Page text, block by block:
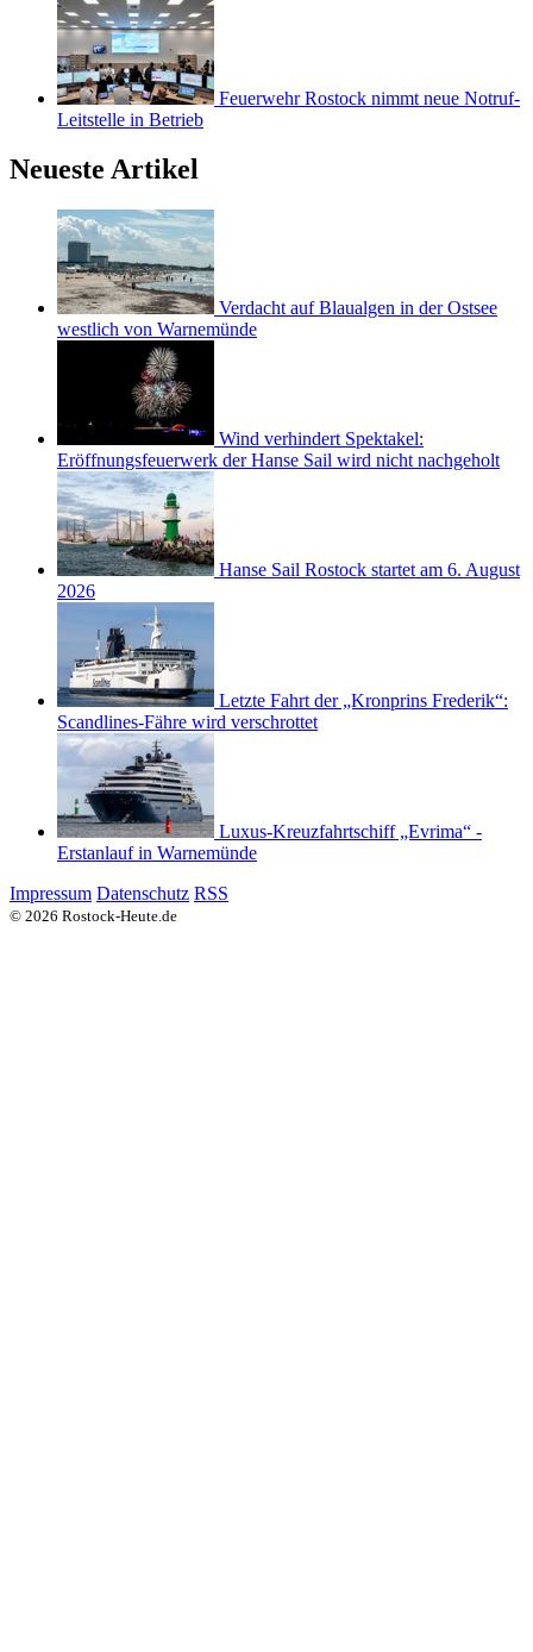
Feuerwehr Rostock nimmt neue Notruf-
Leitstelle in Betrieb
Neueste Artikel
Verdacht auf Blaualgen in der Ostsee
westlich von Warnemünde
Wind verhindert Spektakel:
Eröffnungsfeuerwerk der Hanse Sail wird nicht nachgeholt
Hanse Sail Rostock startet am 6. August
2026
Letzte Fahrt der „Kronprins Frederik“:
Scandlines-Fähre wird verschrottet
Luxus-Kreuzfahrtschiff „Evrima“ -
Erstanlauf in Warnemünde
Impressum Datenschutz RSS
© 2026 Rostock-Heute.de